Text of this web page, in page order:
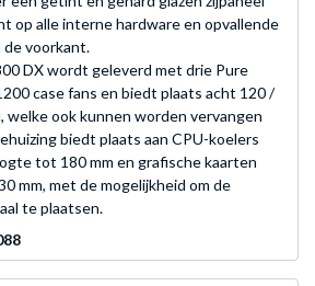
op alle interne hardware en opvallende
de voorkant.
DX wordt geleverd met drie Pure
case fans en biedt plaats acht 120 /
welke ook kunnen worden vervangen
biedt plaats aan CPU-koelers
tot 180 mm en grafische kaarten
mm, met de mogelijkheid om de
te plaatsen.